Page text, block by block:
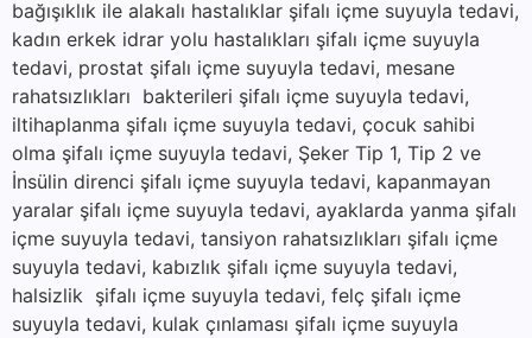
bağışıklık ile alakalı hastalıklar şifalı içme suyuyla tedavi,
kadın erkek idrar yolu hastalıkları şifalı içme suyuyla
tedavi, prostat şifalı içme suyuyla tedavi, mesane
rahatsızlıkları bakterileri şifalı içme suyuyla tedavi,
iltihaplanma şifalı içme suyuyla tedavi, çocuk sahibi
olma şifalı içme suyuyla tedavi, Şeker Tip 1, Tip 2 ve
İnsülin direnci şifalı içme suyuyla tedavi, kapanmayan
yaralar şifalı içme suyuyla tedavi, ayaklarda yanma şifalı
içme suyuyla tedavi, tansiyon rahatsızlıkları şifalı içme
suyuyla tedavi, kabızlık şifalı içme suyuyla tedavi,
halsizlik şifalı içme suyuyla tedavi, felç şifalı içme
suyuyla tedavi, kulak çınlaması şifalı içme suyuyla